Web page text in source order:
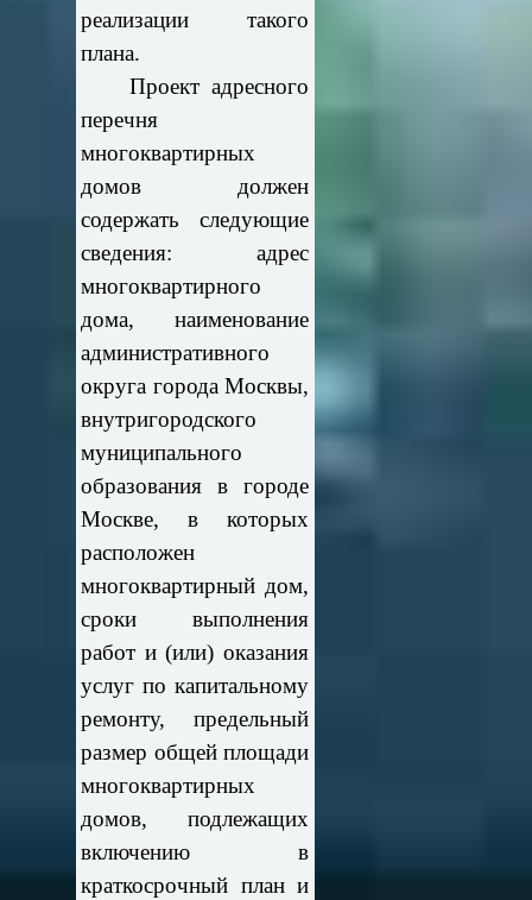
реализации такого
плана.
Проект адресного
перечня
многоквартирных
домов должен
содержать следующие
сведения: адрес
многоквартирного
дома, наименование
административного
округа города Москвы,
внутригородского
муниципального
образования в городе
Москве, в которых
расположен
многоквартирный дом,
сроки выполнения
работ и (или) оказания
услуг по капитальному
ремонту, предельный
размер общей площади
многоквартирных
домов, подлежащих
включению в
краткосрочный план и